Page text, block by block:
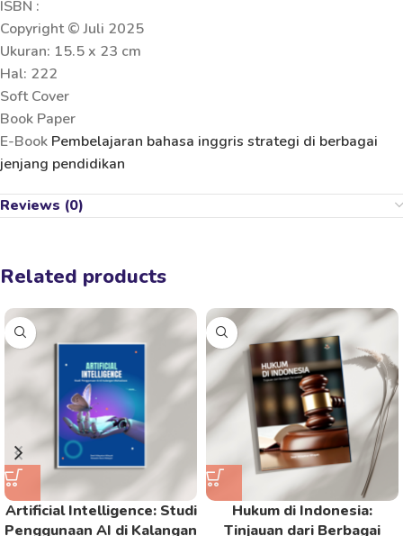
ISBN :
Copyright © Juli 2025
Ukuran: 15.5 x 23 cm
Hal: 222
Soft Cover
Book Paper
E-Book Pembelajaran bahasa inggris strategi di berbagai
jenjang pendidikan
Reviews (0)
Related products
Artificial Intelligence: Studi
Penggunaan AI di Kalangan
Hukum di Indonesia:
Tinjauan dari Berbagai